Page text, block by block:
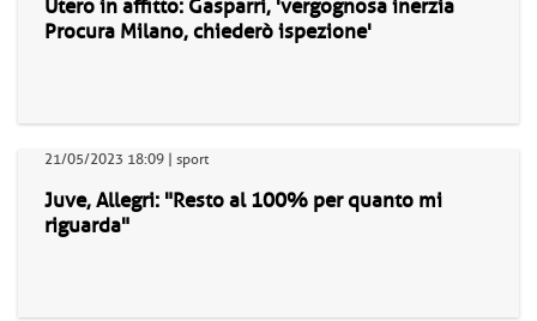
Utero in affitto: Gasparri, 'vergognosa inerzia
Procura Milano, chiederò ispezione'
21/05/2023 18:09 | sport
Juve, Allegri: "Resto al 100% per quanto mi
riguarda"